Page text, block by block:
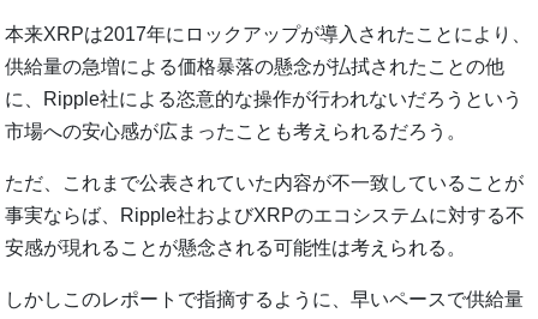
本来XRPは2017年にロックアップが導入されたことにより、
供給量の急増による価格暴落の懸念が払拭されたことの他
に、Ripple社による恣意的な操作が行われないだろうという
市場への安心感が広まったことも考えられるだろう。
ただ、これまで公表されていた内容が不一致していることが
事実ならば、Ripple社およびXRPのエコシステムに対する不
安感が現れることが懸念される可能性は考えられる。
しかしこのレポートで指摘するように、早いペースで供給量